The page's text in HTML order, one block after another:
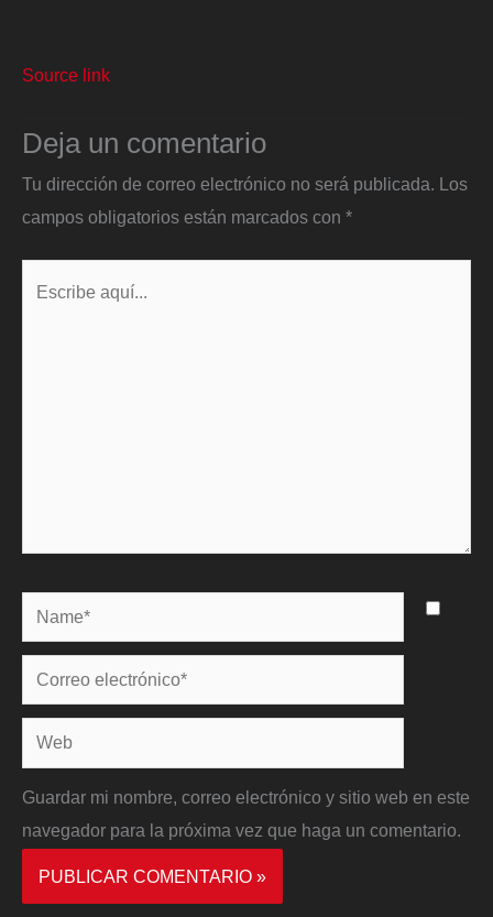
Source link
Deja un comentario
Tu dirección de correo electrónico no será publicada. Los
campos obligatorios están marcados con *
Name*
Correo
electrónico*
Web
Guardar mi nombre, correo electrónico y sitio web en este
navegador para la próxima vez que haga un comentario.